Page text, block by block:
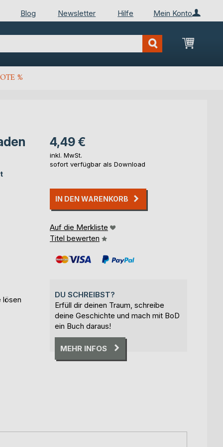
Mein Konto
Blog Newsletter Hilfe
Mein
%
lösen
4,49 €
inkl. MwSt.
sofort verfügbar als Download
IN DEN WARENKORB
Auf die Merkliste
Titel bewerten
DU SCHREIBST?
Erfüll dir deinen Traum, schreibe
deine Geschichte und mach mit BoD
ein Buch daraus!
MEHR INFOS